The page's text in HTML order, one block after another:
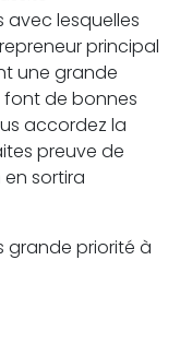
avec lesquelles
principal
une grande
font de bonnes
accordez la
preuve de
en sortira
grande priorité à